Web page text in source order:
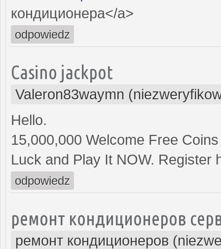
кондиционера</a>
odpowiedz
Casino jackpot
Valeron83waymn
Hello.
15,000,000 Welcome Free
Luck and Play It NOW. Register
odpowiedz
ремонт кондиционеров
ремонт кондиционеров